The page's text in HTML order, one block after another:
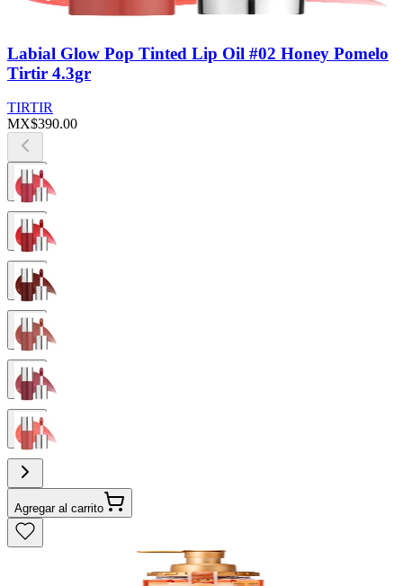
Labial Glow Pop Tinted Lip Oil #02 Honey Pomelo
Tirtir 4.3gr
TIRTIR
MX$390.00
Agregar al carrito